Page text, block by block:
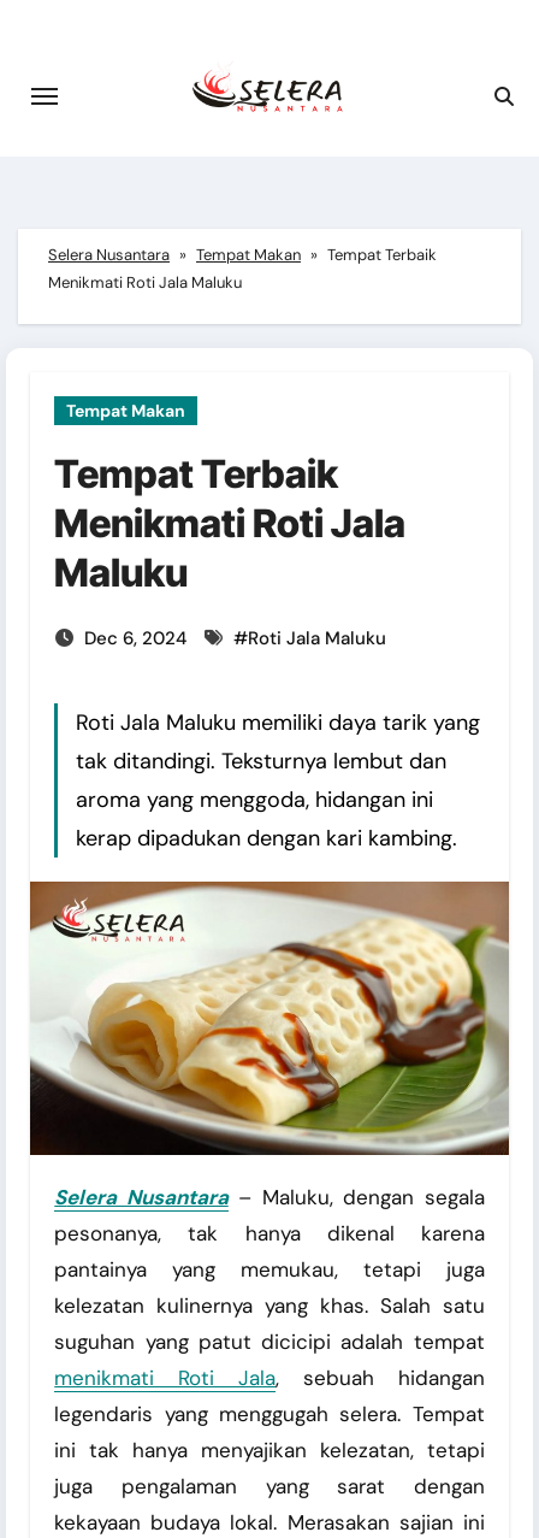
content
Selera Nusantara » Tempat Makan » Tempat Terbaik
Menikmati Roti Jala Maluku
Tempat Makan
Tempat Terbaik
Menikmati Roti Jala
Maluku
Dec 6, 2024 #Roti Jala Maluku
Roti Jala Maluku memiliki daya tarik yang
tak ditandingi. Teksturnya lembut dan
aroma yang menggoda, hidangan ini
kerap dipadukan dengan kari kambing.
Selera Nusantara– Maluku, dengan segala
pesonanya, tak hanya dikenal karena
pantainya yang memukau, tetapi juga
kelezatan kulinernya yang khas. Salah satu
suguhan yang patut dicicipi adalah tempat
menikmati Roti Jala, sebuah hidangan
legendaris yang menggugah selera. Tempat
ini tak hanya menyajikan kelezatan, tetapi
juga pengalaman yang sarat dengan
kekayaan budaya lokal. Merasakan sajian ini